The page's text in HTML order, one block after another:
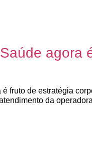
agora
fruto de estratégia
da operadora